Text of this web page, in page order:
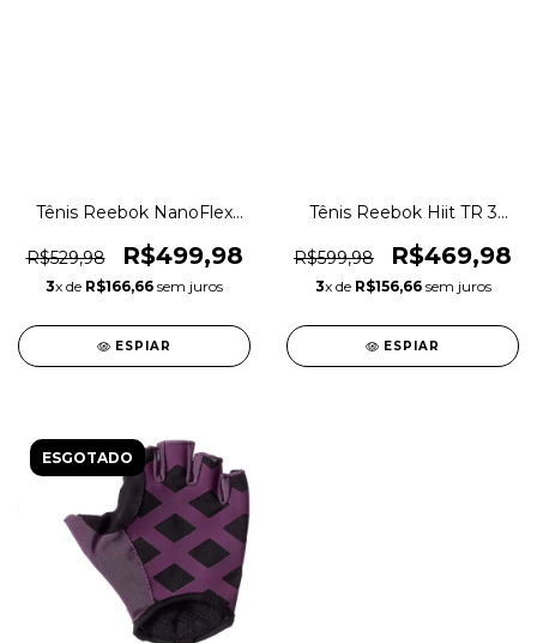
Tênis Reebok NanoFlex
Crossfit Original 1magnus
R$529,98 R$499,98
3x de R$166,66 sem juros
ESPIAR
Tênis Reebok Hiit TR 3
1magnus
R$599,98 R$469,98
3x de R$156,66sem juros
ESPIAR
ESGOTADO